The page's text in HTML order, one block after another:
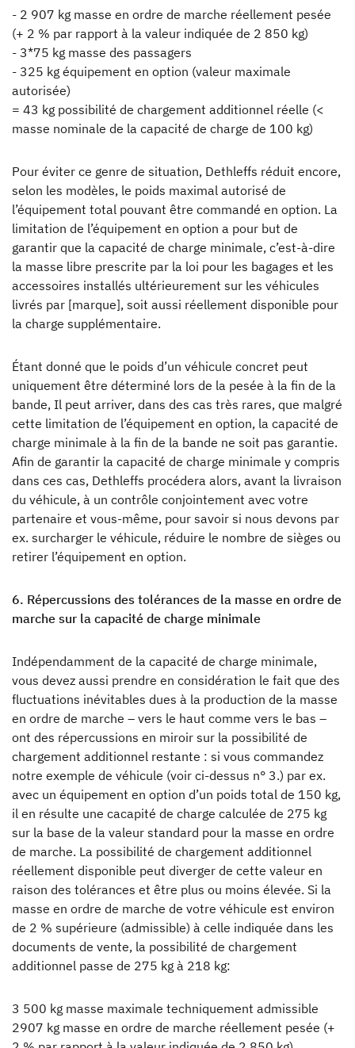
- 2 907 kg masse en ordre de marche réellement pesée
(+ 2 % par rapport à la valeur indiquée de 2 850 kg)
- 3*75 kg masse des passagers
- 325 kg équipement en option (valeur maximale
autorisée)
= 43 kg possibilité de chargement additionnel réelle (<
masse nominale de la capacité de charge de 100 kg)
Pour éviter ce genre de situation, Dethleffs réduit encore,
selon les modèles, le poids maximal autorisé de
l’équipement total pouvant être commandé en option. La
limitation de l’équipement en option a pour but de
garantir que la capacité de charge minimale, c’est-à-dire
la masse libre prescrite par la loi pour les bagages et les
accessoires installés ultérieurement sur les véhicules
livrés par [marque], soit aussi réellement disponible pour
la charge supplémentaire.
Étant donné que le poids d’un véhicule concret peut
uniquement être déterminé lors de la pesée à la fin de la
bande, Il peut arriver, dans des cas très rares, que malgré
cette limitation de l’équipement en option, la capacité de
charge minimale à la fin de la bande ne soit pas garantie.
Afin de garantir la capacité de charge minimale y compris
dans ces cas, Dethleffs procédera alors, avant la livraison
du véhicule, à un contrôle conjointement avec votre
partenaire et vous-même, pour savoir si nous devons par
ex. surcharger le véhicule, réduire le nombre de sièges ou
retirer l’équipement en option.
6. Répercussions des tolérances de la masse en ordre de
marche sur la capacité de charge minimale
Indépendamment de la capacité de charge minimale,
vous devez aussi prendre en considération le fait que des
fluctuations inévitables dues à la production de la masse
en ordre de marche – vers le haut comme vers le bas –
ont des répercussions en miroir sur la possibilité de
chargement additionnel restante : si vous commandez
notre exemple de véhicule (voir ci-dessus n° 3.) par ex.
avec un équipement en option d’un poids total de 150 kg,
il en résulte une cacapité de charge calculée de 275 kg
sur la base de la valeur standard pour la masse en ordre
de marche. La possibilité de chargement additionnel
réellement disponible peut diverger de cette valeur en
raison des tolérances et être plus ou moins élevée. Si la
masse en ordre de marche de votre véhicule est environ
de 2 % supérieure (admissible) à celle indiquée dans les
documents de vente, la possibilité de chargement
additionnel passe de 275 kg à 218 kg:
3 500 kg masse maximale techniquement admissible
2907 kg masse en ordre de marche réellement pesée (+